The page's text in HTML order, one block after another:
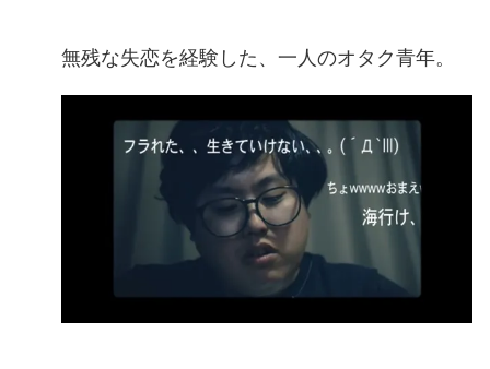
無残な失恋を経験した、一人のオタク青年。